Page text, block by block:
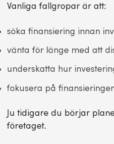
Vanliga fallgropar är att:
söka finansiering innan
vänta för länge med att
underskatta hur
fokusera på
Ju tidigare du börjar
företaget.